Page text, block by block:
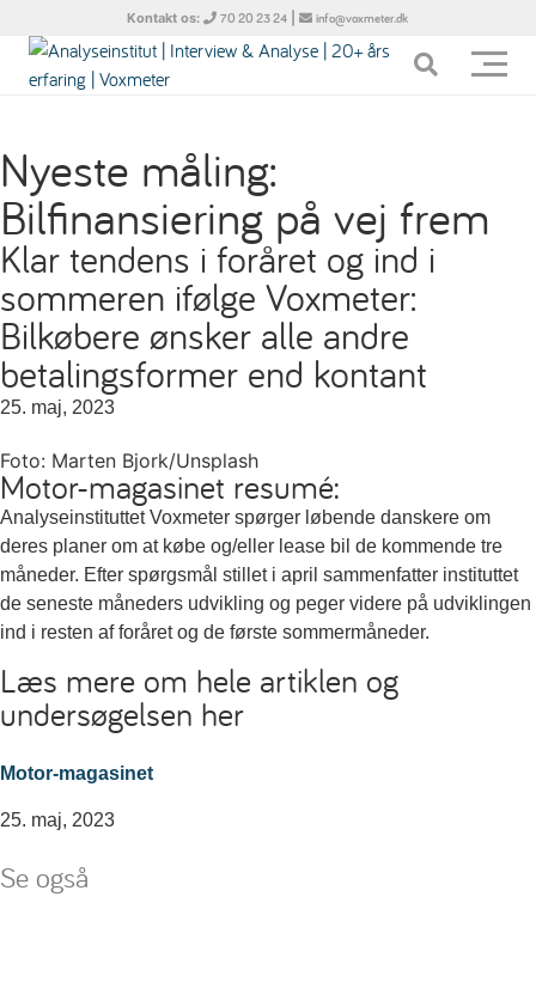
Kontakt os: 70 20 23 24 | info@voxmeter.dk
Nyeste måling:
Bilfinansiering på vej frem
Klar tendens i foråret og ind i
sommeren ifølge Voxmeter:
Bilkøbere ønsker alle andre
betalingsformer end kontant
25. maj, 2023
Foto: Marten Bjork/Unsplash
Motor-magasinet resumé:
Analyseinstituttet Voxmeter spørger løbende danskere om
deres planer om at købe og/eller lease bil de kommende tre
måneder. Efter spørgsmål stillet i april sammenfatter instituttet
de seneste måneders udvikling og peger videre på udviklingen
ind i resten af foråret og de første sommermåneder.
Læs mere om hele artiklen og
undersøgelsen her
Motor-magasinet
25. maj, 2023
Se også